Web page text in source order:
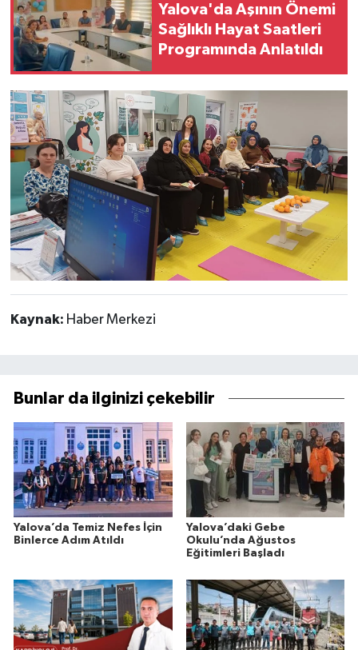
Yalova'da Aşının Önemi
Sağlıklı Hayat Saatleri
Programında Anlatıldı
Kaynak: Haber Merkezi
Bunlar da ilginizi çekebilir
Yalova’da Temiz Nefes İçin
Binlerce Adım Atıldı
Yalova’daki Gebe
Okulu’nda Ağustos
Eğitimleri Başladı